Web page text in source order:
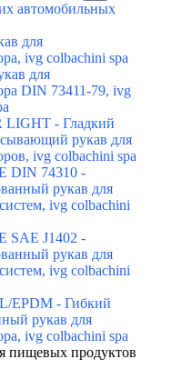
автомобильных
для
ivg colbachini spa
для
DIN 73411-79, ivg
LIGHT - Гладкий
рукав для
ivg colbachini spa
DIN 74310 -
рукав для
ivg colbachini
SAE J1402 -
рукав для
ivg colbachini
EPDM - Гибкий
рукав для
ivg colbachini spa
пищевых продуктов